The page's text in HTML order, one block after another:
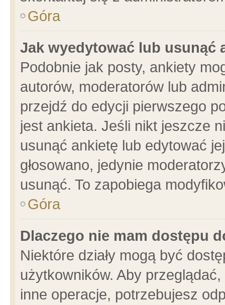
Góra
Jak wyedytować lub usunąć
Podobnie jak posty, ankiety
autorów, moderatorów lub
przejdź do edycji pierwszego
jest ankieta. Jeśli nikt jeszcze
usunąć ankietę lub edytować
głosowano, jedynie
usunąć. To zapobiega
Góra
Dlaczego nie mam dostępu
Niektóre działy mogą być
użytkowników. Aby
inne operacje, potrzebujesz